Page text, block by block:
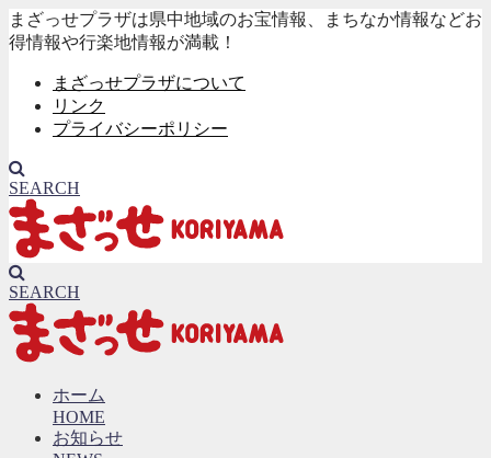
まざっせプラザは県中地域のお宝情報、まちなか情報などお
得情報や行楽地情報が満載！
まざっせプラザについて
リンク
プライバシーポリシー
SEARCH
SEARCH
ホーム
HOME
お知らせ